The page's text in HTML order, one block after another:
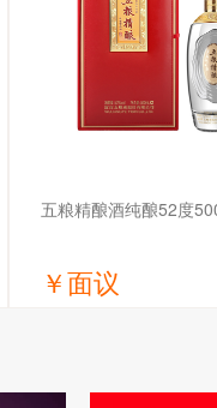
五粮精酿酒纯酿52度
￥面议